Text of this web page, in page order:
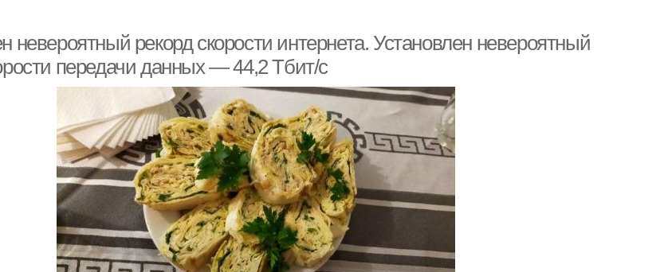
невероятный рекорд скорости интернета. Установлен невероятный
передачи данных — 44,2 Тбит/с